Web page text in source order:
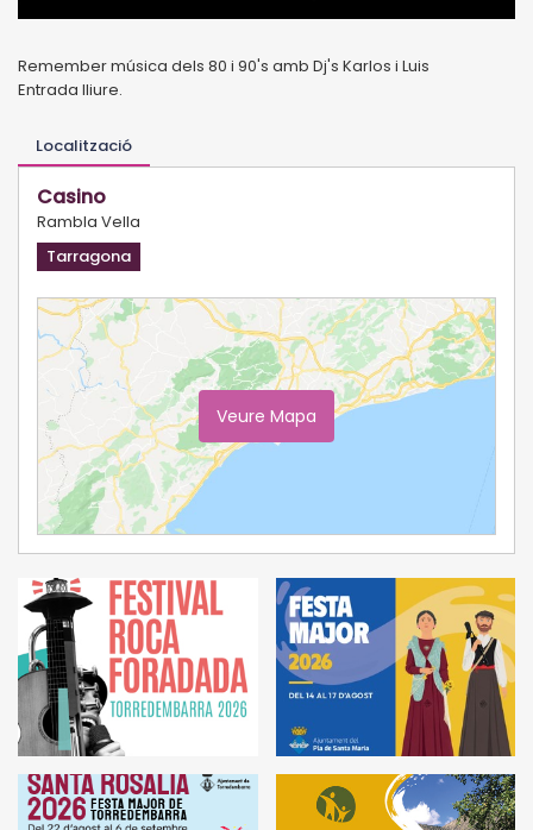
Remember música dels 80 i 90's amb Dj's Karlos i Luis
Entrada lliure.
Localització
Casino
Rambla Vella
Tarragona
Veure Mapa